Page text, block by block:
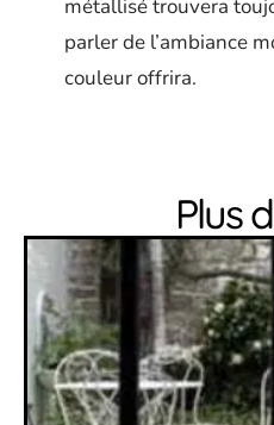
métallisé trouvera
parler de l’ambiance
couleur offrira.
Plus